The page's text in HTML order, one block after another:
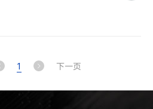
1 下一页